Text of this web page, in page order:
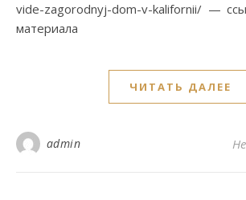
vide-zagorodnyj-dom-v-kalifornii/ —
материала
ЧИТАТЬ ДАЛЕЕ
admin